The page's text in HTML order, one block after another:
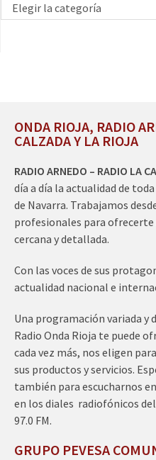
Elegir la categoría
ONDA RIOJA, RADIO
CALZADA Y LA RIOJA
RADIO ARNEDO – RADIO LA
día a día la actualidad de
de Navarra. Trabajamos
profesionales para
cercana y detallada.
Con las voces de sus
actualidad nacional e
Una programación variada y
Radio Onda Rioja te puede
cada vez más, nos eligen
sus productos y servicios.
también para escucharnos
en los diales radiofónicos del
97.0 FM.
GRUPO PEVESA